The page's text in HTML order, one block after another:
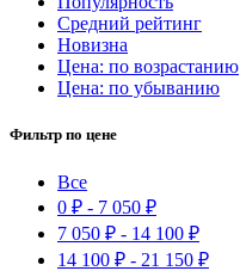
Средний рейтинг
Новизна
Цена: по возрастанию
Цена: по убыванию
Фильтр по цене
Все
0 ₽ - 7 050 ₽
7 050 ₽ - 14 100 ₽
14 100 ₽ - 21 150 ₽